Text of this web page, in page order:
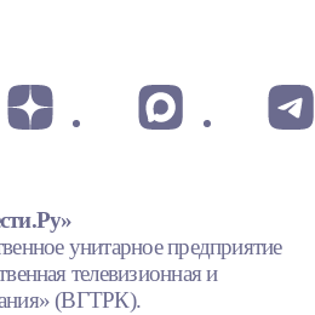
унитарное предприятие
телевизионная и
(ВГТРК).